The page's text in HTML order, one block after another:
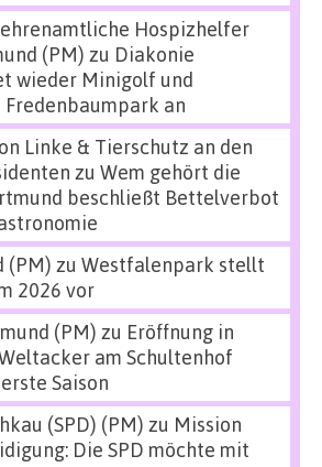
Hospizhelfer
(PM) zu Diakonie
wieder Minigolf und
an
Linke & Tierschutz an den
zu Wem gehört die
beschließt Bettelverbot
(PM) zu Westfalenpark stellt
2026 vor
(PM) zu Eröffnung in
am Schultenhof
Saison
(SPD) (PM) zu Mission
Die SPD möchte mit